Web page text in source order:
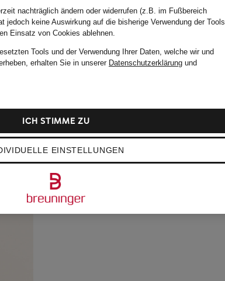
nachträglich ändern oder widerrufen (z.B. im Fußbereich
jedoch keine Auswirkung auf die bisherige Verwendung der Tools
Einsatz von Cookies ablehnen.
Tools und der Verwendung Ihrer Daten, welche wir und
erhalten Sie in unserer Datenschutzerklärung und
EINSTELLUNGEN
ICH STIMME ZU